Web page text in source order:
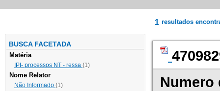
BUSCA FACETADA
Matéria
IPI- processos NT - ressa (1)
Nome Relator
Não Informado (1)
1 resultados
Numero